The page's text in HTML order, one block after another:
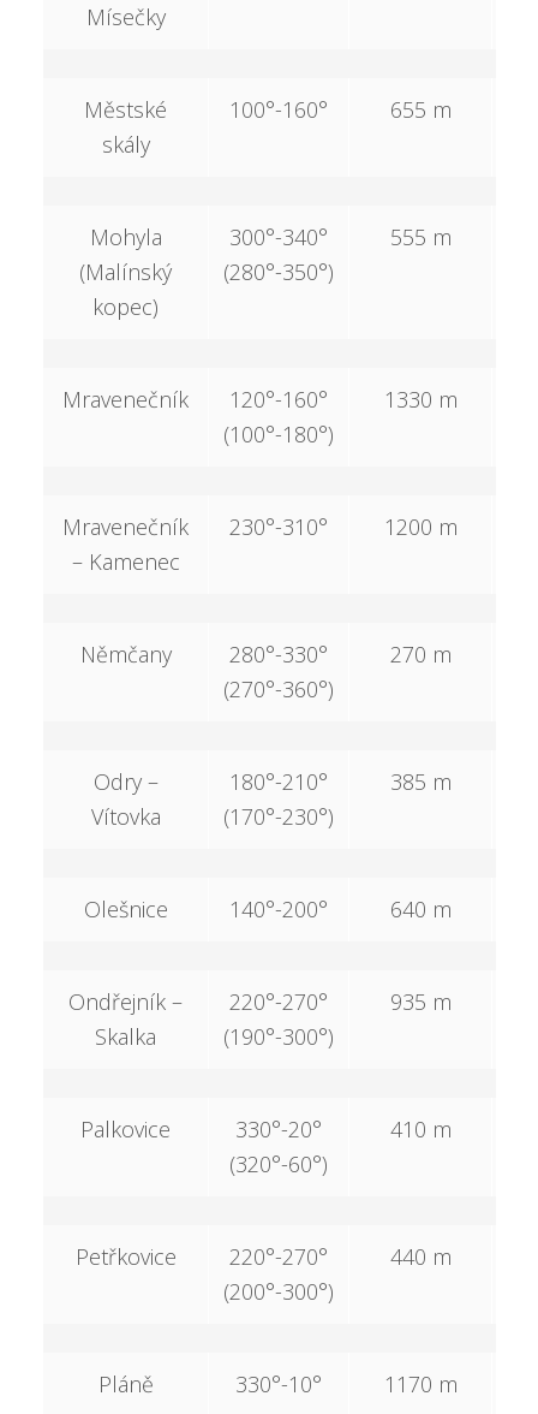
Mísečky
Městské
skály
100°-160° 655 m
Mohyla
(Malínský
kopec)
300°-340°
(280°-350°)
555 m
Mravenečník
120°-160°
(100°-180°)
1330 m
Mravenečník
– Kamenec
230°-310° 1200 m
Němčany
280°-330°
(270°-360°)
270 m
Odry –
Vítovka
180°-210°
(170°-230°)
385 m
Olešnice 140°-200° 640 m
Ondřejník –
Skalka
220°-270°
(190°-300°)
935 m
Palkovice
330°-20°
(320°-60°)
410 m
Petřkovice
220°-270°
(200°-300°)
440 m
Pláně 330°-10° 1170 m